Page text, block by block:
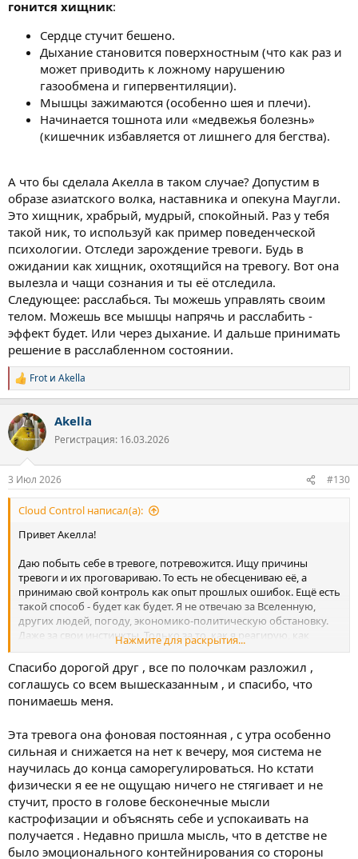
гонится хищник:
Сердце стучит бешено.
Дыхание становится поверхностным (что как раз и
может приводить к ложному нарушению
газообмена и гипервентиляции).
Мышцы зажимаются (особенно шея и плечи).
Начинается тошнота или «медвежья болезнь»
(кишечник избавляется от лишнего для бегства).
А что бы сделала Акелла в таком случае? Допустим в
образе азиатского волка, наставника и опекуна Маугли.
Это хищник, храбрый, мудрый, спокойный. Раз у тебя
такой ник, то используй как пример поведенческой
психологии. Отследи зарождение тревоги. Будь в
ожидании как хищник, охотящийся на тревогу. Вот она
вылезла и чащи сознания и ты её отследила.
Следующее: расслабься. Ты можешь управлять своим
телом. Можешь все мышцы напрячь и расслабить -
эффект будет. Или через дыхание. И дальше принимать
решение в расслабленном состоянии.
Р
е
к
ц
и
Frot и Akella
Akella
Регистрация: 16.03.2026
3 Июл 2026 #130
Cloud Control написал(а):
Привет Акелла!
Даю побыть себе в тревоге, потревожится. Ищу причины
тревоги и их проговариваю. То есть не обесцениваю её, а
принимаю свой контроль как опыт прошлых ошибок. Ещё есть
такой способ - будет как будет. Я не отвечаю за Вселенную,
других людей, погоду, экономико-политическую обстановку.
Даже за свои инстинкты. Только за то, как я реагирую, как
отношусь к ситуации.
Например, про здоровье - можно записаться к терапевту по
ОМС, пройти диспансеризацию, исключить из питания
сомнительные продукты, подумать о переходе на чистый
таблицу доходов и расходов - они дорогие)
Про поездку - билеты, проживание, прогноз погоды, набор
вещей в дорогу - главное начать планировать. Даже если
негативный расклад - что сделаешь? Импровизация на месте.
Квадратное дыхание. 4 секунды вдох, 4 задержка, 4 выдох, 4
задержка. Повторить до облегчения.
Нажмите для раскрытия...
Спасибо дорогой друг , все по полочкам разложил ,
соглашусь со всем вышесказанным , и спасибо, что
понимаешь меня.
Эта тревога она фоновая постоянная , с утра особенно
сильная и снижается на нет к вечеру, моя система не
научилась до конца саморегулироваться. Но кстати
физически я ее не ощущаю ничего не стягивает и не
стучит, просто в голове бесконечные мысли
кастрофизации и объяснять себе и успокаивать на
получается . Недавно пришла мысль, что в детстве не
было эмоционального контейнирования со стороны